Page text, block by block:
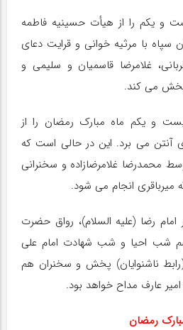
و یکم را از هیأت حسینیه فاطمه
سپاه با مرثیه خوانی و قرایت دعای
غلامرضا قاسمیان و سلیمی و
پخش می کند.
و یکم ماه مبارک رمضان را از
می برد. این در حالی است که
محمدرضا غلامرضازاده و سخنرانی
میرباقری انجام می شود.
امام رضا (علیه السلام)، رواق حضرت
شب احیا و شب شهادت امام علی
(رابط ناشنوایان) پخش و سخنران هم
عارف مداح خواهد بود.
رمضان